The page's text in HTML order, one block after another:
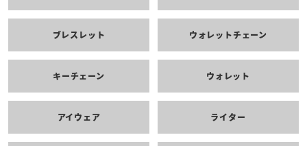
ブレスレット ウォレットチェーン
キーチェーン ウォレット
アイウェア ライター